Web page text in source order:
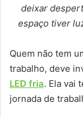
deixar
espaço tiver
Quem não tem
trabalho, deve
LED fria. Ela vai
jornada de